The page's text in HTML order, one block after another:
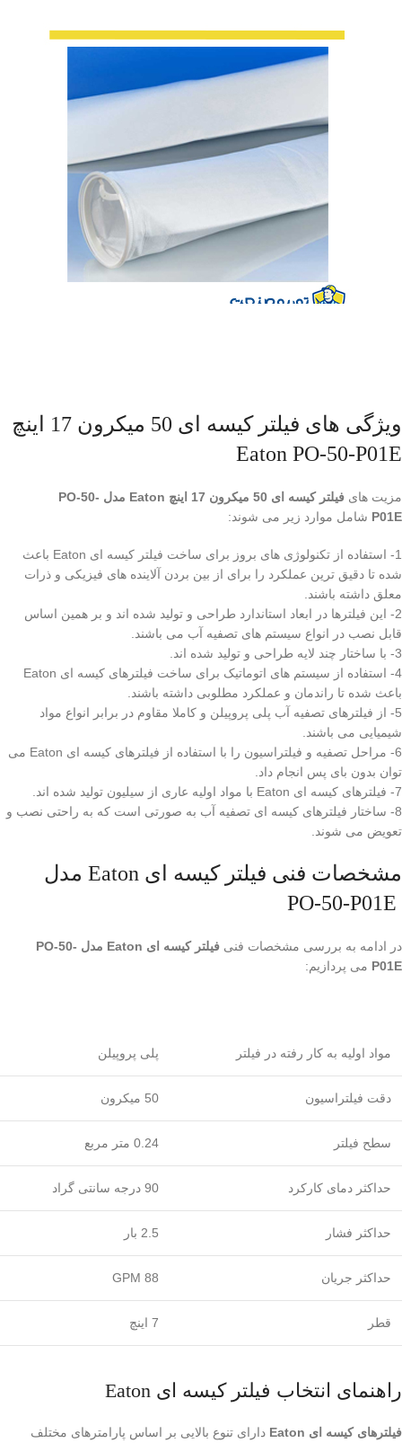
ویژگی های فیلتر کیسه ای 50 میکرون 17 اینچ
Eaton PO-50-P01E
مزیت های
فیلتر کیسه ای 50 میکرون 17 اینچ Eaton مدل PO-50-
P01E شامل موارد زیر می شوند:
1- استفاده از تکنولوژی های بروز برای ساخت فیلتر کیسه ای Eaton باعث
شده تا دقیق ترین عملکرد را برای از بین بردن آلاینده های فیزیکی و ذرات
معلق داشته باشند.
2- این فیلترها در ابعاد استاندارد طراحی و تولید شده اند و بر همین اساس
قابل نصب در انواع سیستم های تصفیه آب می باشند.
3- با ساختار چند لایه طراحی و تولید شده اند.
4- استفاده از سیستم های اتوماتیک برای ساخت فیلترهای کیسه ای Eaton
باعث شده تا راندمان و عملکرد مطلوبی داشته باشند.
5- از فیلترهای تصفیه آب پلی پروپیلن و کاملا مقاوم در برابر انواع مواد
شیمیایی می باشند.
6- مراحل تصفیه و فیلتراسیون را با استفاده از فیلترهای کیسه ای Eaton می
توان بدون بای پس انجام داد.
7- فیلترهای کیسه ای Eaton با مواد اولیه عاری از سیلیون تولید شده اند.
8- ساختار فیلترهای کیسه ای تصفیه آب به صورتی است که به راحتی نصب و
تعویض می شوند.
مشخصات فنی فیلتر کیسه ای Eaton مدل
در ادامه به بررسی مشخصات فنی
فیلتر کیسه ای Eaton مدل PO-50-
P01E می پردازیم:
مواد اولیه به کار رفته در فیلتر پلی پروپیلن
دقت فیلتراسیون 50 میکرون
سطح فیلتر 0.24 متر مربع
حداکثر دمای کارکرد 90 درجه سانتی گراد
حداکثر فشار 2.5 بار
حداکثر جریان 88 GPM
قطر 7 اینچ
راهنمای انتخاب فیلتر کیسه ای Eaton
فیلترهای کیسه ای Eaton دارای تنوع بالایی بر اساس پارامترهای مختلف